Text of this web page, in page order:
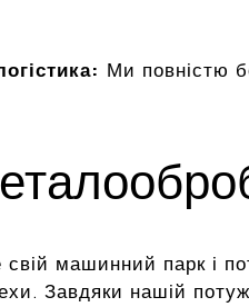
Ми повністю
машинний парк і
Завдяки нашій